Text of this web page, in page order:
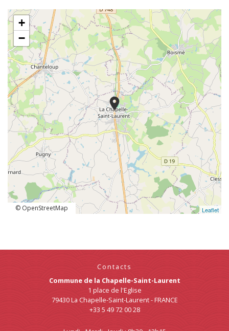
location_on
+
−
Leaflet
© OpenStreetMap
Contacts
Commune de la Chapelle-Saint-Laurent
1 place de l'Eglise
79430 La Chapelle-Saint-Laurent - FRANCE
+33 5 49 72 00 28